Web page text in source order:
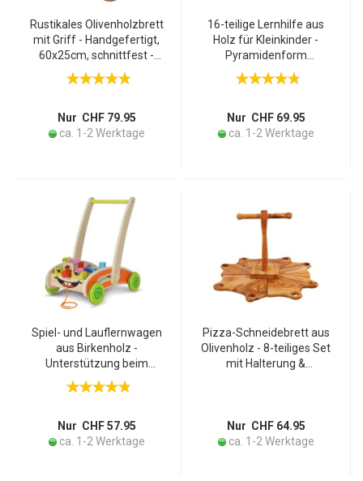
Rustikales Olivenholzbrett
mit Griff - Handgefertigt,
60x25cm, schnittfest -
Ideal als Servier- &
Schneidebrett für Käse,
Italien
Nur CHF 79.95
ca. 1-2 Werktage
16-teilige Lernhilfe aus
Holz für Kleinkinder -
Pyramidenform
Kugelbahn Steckspiel
Memospiel Musikfunktion
ab 1 Jahr Geschenk
Nur CHF 69.95
ca. 1-2 Werktage
Spiel- und Lauflernwagen
aus Birkenholz -
Unterstützung beim
Laufen lernen - Inkl. 35
bunte Bauklötze,
Lustiges Gesicht
Nur CHF 57.95
ca. 1-2 Werktage
Pizza-Schneidebrett aus
Olivenholz - 8-teiliges Set
mit Halterung &
Nur CHF 64.95
ca. 1-2 Werktage